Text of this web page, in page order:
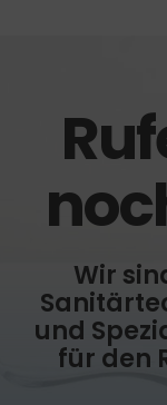
Wir
und
für den